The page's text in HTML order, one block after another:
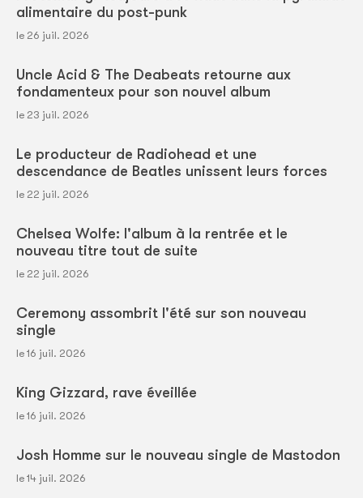
alimentaire du post-punk
le 26 juil. 2026
Uncle Acid & The Deabeats retourne aux
fondamenteux pour son nouvel album
le 23 juil. 2026
Le producteur de Radiohead et une
descendance de Beatles unissent leurs forces
le 22 juil. 2026
Chelsea Wolfe: l'album à la rentrée et le
nouveau titre tout de suite
le 22 juil. 2026
Ceremony assombrit l'été sur son nouveau
single
le 16 juil. 2026
King Gizzard, rave éveillée
le 16 juil. 2026
Josh Homme sur le nouveau single de Mastodon
le 14 juil. 2026